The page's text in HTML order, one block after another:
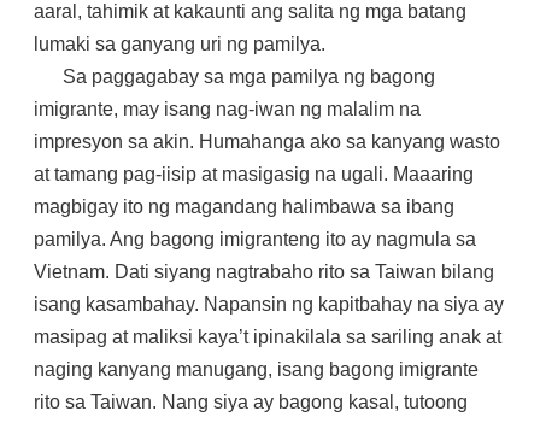
aaral, tahimik at kakaunti ang salita ng mga batang
lumaki sa ganyang uri ng pamilya.
Sa paggagabay sa mga pamilya ng bagong
imigrante, may isang nag-iwan ng malalim na
impresyon sa akin. Humahanga ako sa kanyang wasto
at tamang pag-iisip at masigasig na ugali. Maaaring
magbigay ito ng magandang halimbawa sa ibang
pamilya. Ang bagong imigranteng ito ay nagmula sa
Vietnam. Dati siyang nagtrabaho rito sa Taiwan bilang
isang kasambahay. Napansin ng kapitbahay na siya ay
masipag at maliksi kaya’t ipinakilala sa sariling anak at
naging kanyang manugang, isang bagong imigrante
rito sa Taiwan. Nang siya ay bagong kasal, tutoong